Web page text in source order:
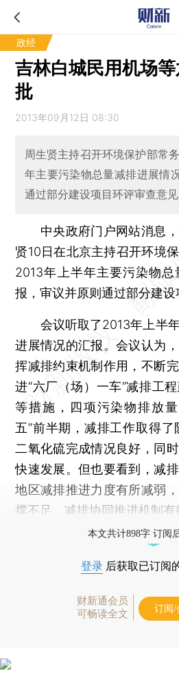
政经
吉林白城民用机场
批
2013年09月12日 08:30
周生贤主持召开环境保护部常
年主要污染物总量减排进展情
通过部分建设项目环评审查意见
中央政府门户网站消息，
贤10日在北京主持召开环境
2013年上半年主要污染物
报，审议并原则通过部分建设
会议听取了2013年上半年
进展情况的汇报。会议认为
挥减排约束机制作用，不断
进“六厂（场）一车”减排工
等措施，四项污染物排放
五”前半期，减排工作取得了
二氧化硫完成情况良好，同
快速发展。但也要看到，减
地区减排推进力度有所减弱
撑不足，减排协同推进机制有
本文共计898字 订阅
登录 后获取已订阅
财新通会员
可畅读全文
订阅/